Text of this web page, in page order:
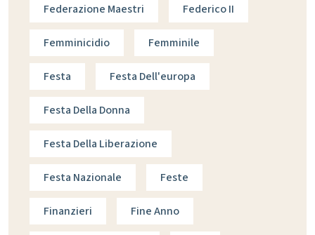
Federazione Maestri Federico II
Femminicidio Femminile
Festa Festa Dell'europa
Festa Della Donna
Festa Della Liberazione
Festa Nazionale Feste
Finanzieri Fine Anno